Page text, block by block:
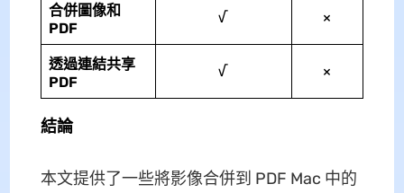
合併圖像和
PDF
√ ×
透過連結共享
PDF
√ ×
結論
本文提供了一些將影像合併到 PDF Mac 中的